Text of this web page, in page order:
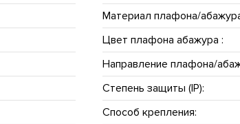
Материал плафона/
Цвет плафона абажура :
Направление плафона/
Степень защиты (IP):
Способ крепления: